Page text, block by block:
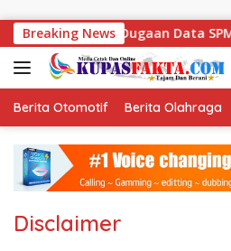
Breaking NewsDugaan Data
Berita Otomotif Berita Olahraga
Disclaimer